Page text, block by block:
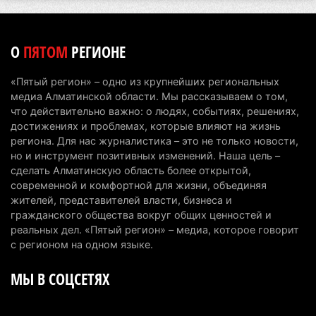
интеллекту
Казахстанцы назвали доход, при котором не
6 августа 2026 г. 09:52
Пожар в Аксайском ущелье под Алматы
полностью ликвидирован спустя три дня
6 августа 2026 г. 08:51 234
Минэкологии опровергло фото тигра возле села
в Алматинской области
5 августа 2026 г. 17:06 204
мировом рейтинге благополучия
ОПЯТОМ РЕГИОНЕ
«Пятый регион» – одно из крупнейших региональных
медиа Алматинской области. Мы рассказываем о том,
что действительно важно: о людях, событиях, решениях,
достижениях и проблемах, которые влияют на жизнь
региона. Для нас журналистика – это не только новости,
но и инструмент позитивных изменений. Наша цель –
сделать Алматинскую область более открытой,
современной и комфортной для жизни, объединяя
жителей, представителей власти, бизнеса и
гражданского общества вокруг общих ценностей и
реальных дел. «Пятый регион» – медиа, которое говорит
с регионом на одном языке.
МЫ В СОЦСЕТЯХ